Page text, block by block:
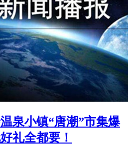
泉小镇“唐潮”市集爆
礼全都要！